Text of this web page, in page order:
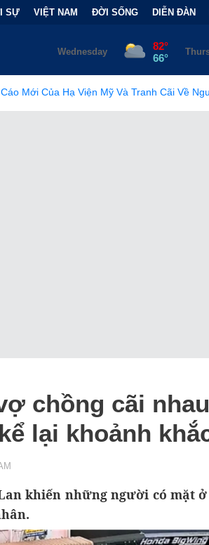
SỰ VIỆT NAM ĐỜI SỐNG DIỄN ĐÀN
Và Tranh Cãi Về Nguồn Gốc SARS-CoV-
chồng cãi
lại khoảnh
khiến những người có mặt